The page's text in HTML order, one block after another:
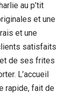
au p’tit
et une
et une
satisfaits
de ses frites
L’accueil
rapide, fait de